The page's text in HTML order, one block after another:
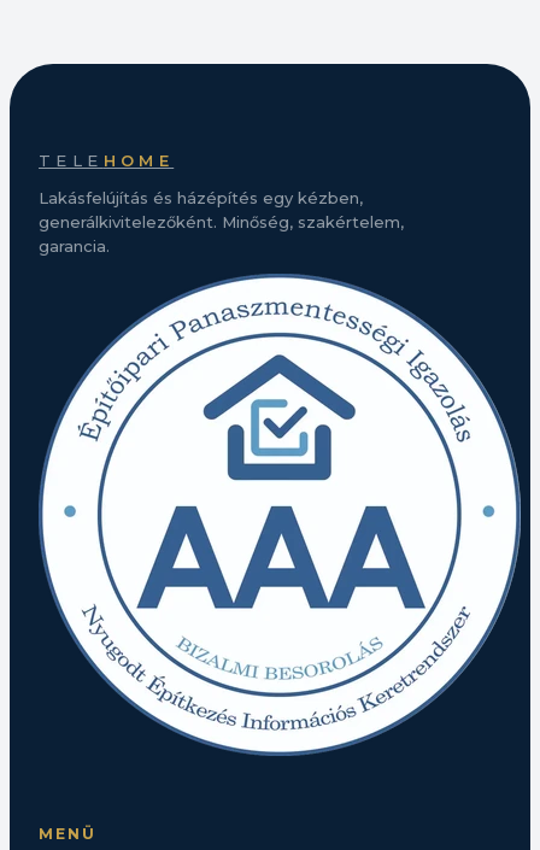
TELE HOME
Lakásfelújítás és házépítés egy kézben,
generálkivitelezőként. Minőség, szakértelem,
garancia.
MENÜ